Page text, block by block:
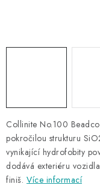
Collinite No.100
pokročilou strukturu
vynikající hydrofobity
dodává exteriéru
finiš. Více informací